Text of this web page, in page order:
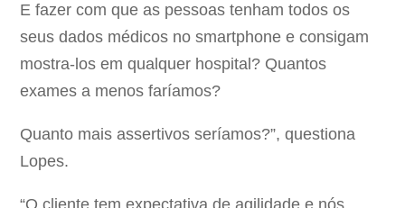
E fazer com que as pessoas tenham todos os
seus dados médicos no smartphone e consigam
mostra-los em qualquer hospital? Quantos
exames a menos faríamos?
Quanto mais assertivos seríamos?”, questiona
Lopes.